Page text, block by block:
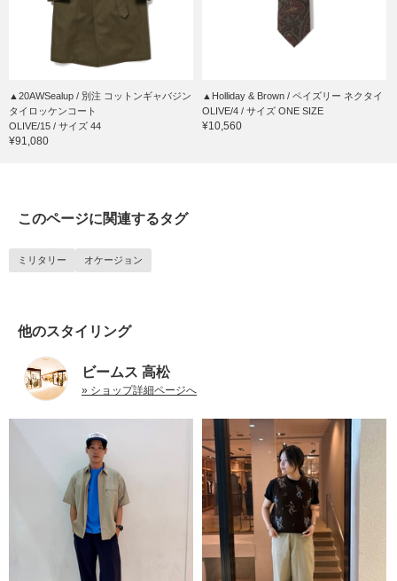
▲20AWSealup / 別注 コットンギャバジン
タイロッケンコート
OLIVE/15 / サイズ 44
¥91,080
▲Holliday & Brown / ペイズリー ネクタイ
OLIVE/4 / サイズ ONE SIZE
¥10,560
このページに関連するタグ
ミリタリー オケージョン
他のスタイリング
ビームス 高松
» ショップ詳細ページへ